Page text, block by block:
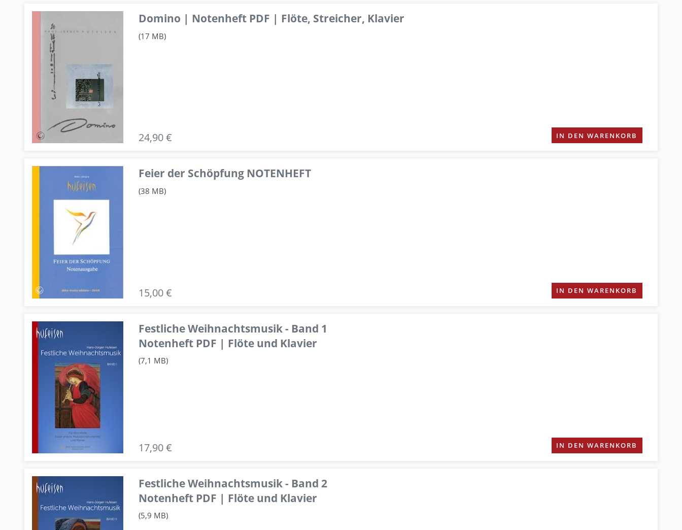
Domino | Notenheft PDF | Flöte, Streicher, Klavier
(17 MB)
24,90 € IN DEN WARENKORB
Feier der Schöpfung NOTENHEFT
(38 MB)
15,00 € IN DEN WARENKORB
Festliche Weihnachtsmusik - Band 1
Notenheft PDF | Flöte und Klavier
(7,1 MB)
17,90 € IN DEN WARENKORB
Festliche Weihnachtsmusik - Band 2
Notenheft PDF | Flöte und Klavier
(5,9 MB)